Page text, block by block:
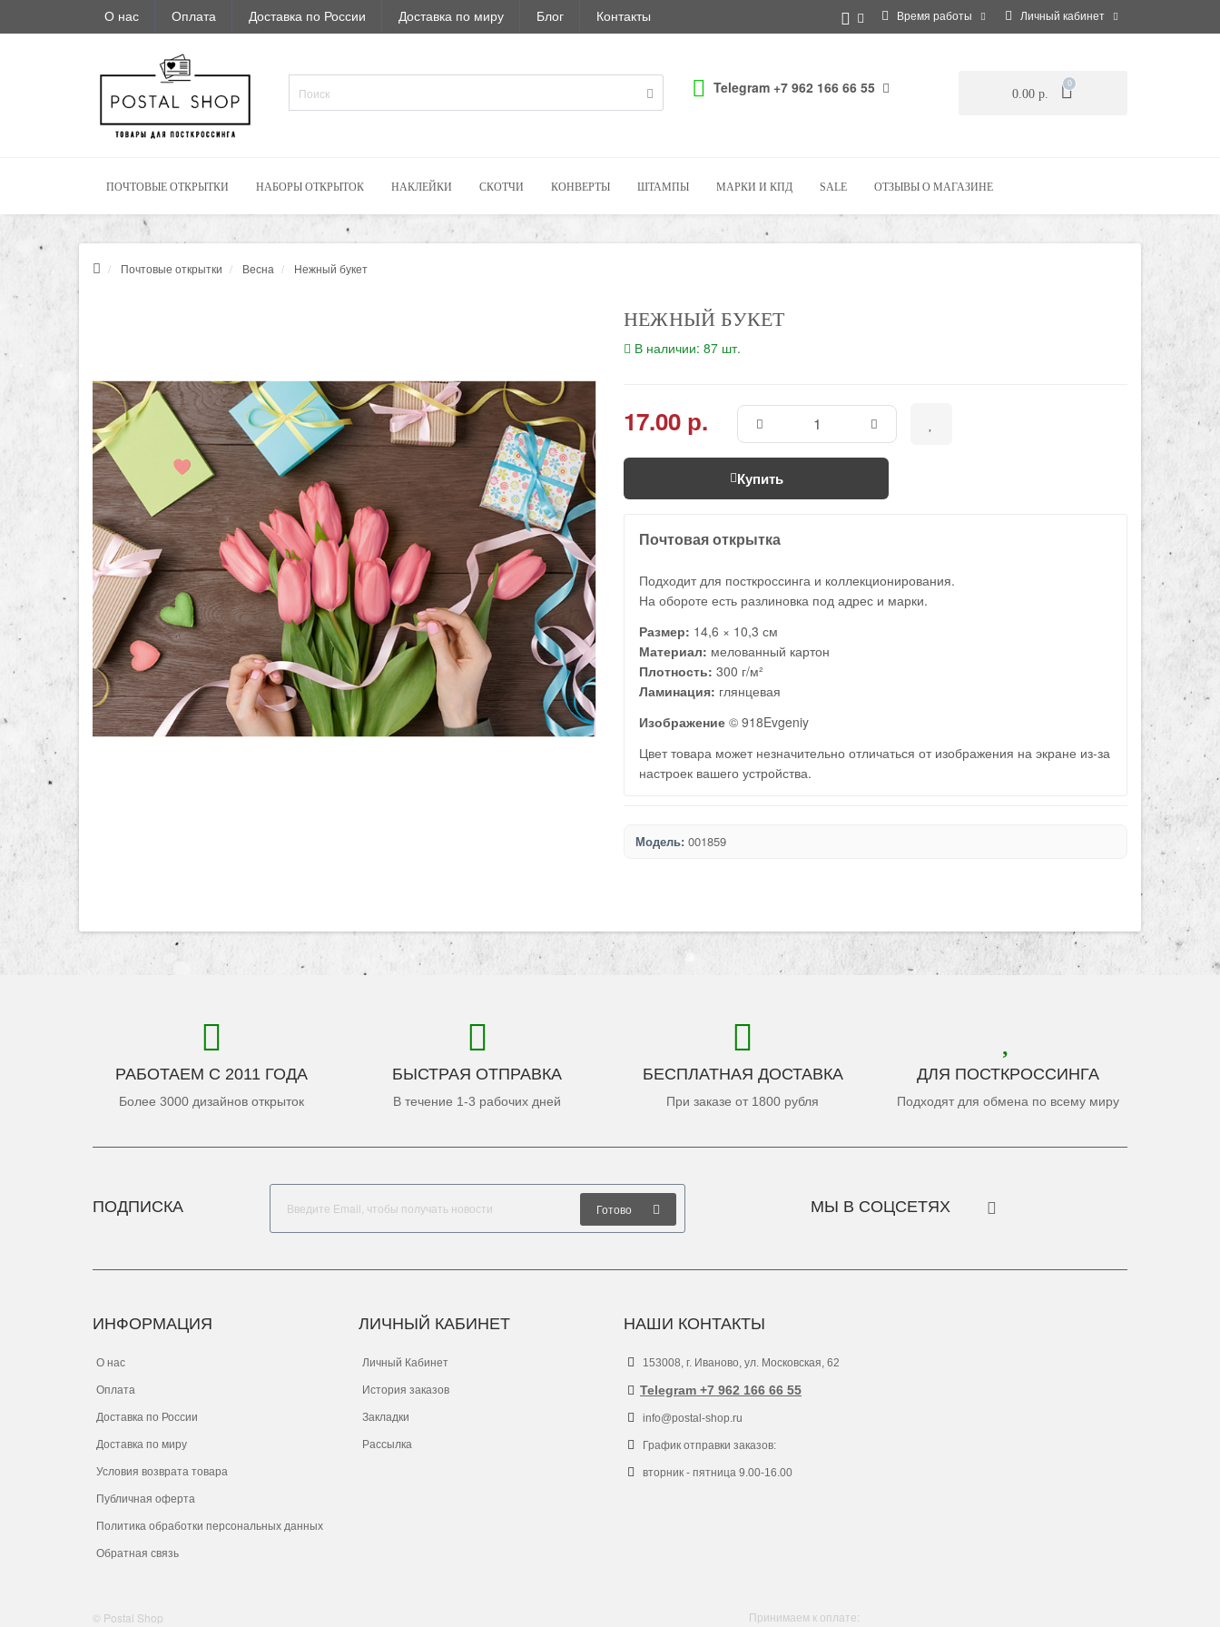
О нас Оплата Доставка по России Доставка по миру Блог Контакты Время работы Личный кабинет
Telegram +7 962 166 66 55 0.00 р.
0
ПОЧТОВЫЕ ОТКРЫТКИ НАБОРЫ ОТКРЫТОК НАКЛЕЙКИ СКОТЧИ КОНВЕРТЫ ШТАМПЫ МАРКИ И КПД SALE ОТЗЫВЫ О МАГАЗИНЕ
Почтовые открытки Весна Нежный букет
НЕЖНЫЙ БУКЕТ
В наличии: 87 шт.
17.00 р.
Купить
Почтовая открытка
Подходит для посткроссинга и коллекционирования.
На обороте есть разлиновка под адрес и марки.
Размер: 14,6 × 10,3 см
Материал: мелованный картон
Плотность: 300 г/м²
Ламинация: глянцевая
Изображение © 918Evgeniy
Цвет товара может незначительно отличаться от изображения на экране из-за
настроек вашего устройства.
Модель: 001859
РАБОТАЕМ С 2011 ГОДА
Более 3000 дизайнов открыток
БЫСТРАЯ ОТПРАВКА
В течение 1-3 рабочих дней
БЕСПЛАТНАЯ ДОСТАВКА
При заказе от 1800 рубля
ДЛЯ ПОСТКРОССИНГА
Подходят для обмена по всему миру
ПОДПИСКА Готово МЫ В СОЦСЕТЯХ
ИНФОРМАЦИЯ
О нас
Оплата
Доставка по России
Доставка по миру
Условия возврата товара
Публичная оферта
Политика обработки персональных данных
Обратная связь
ЛИЧНЫЙ КАБИНЕТ
Личный Кабинет
История заказов
Закладки
Рассылка
НАШИ КОНТАКТЫ
153008, г. Иваново, ул. Московская, 62
Telegram +7 962 166 66 55
info@postal-shop.ru
График отправки заказов:
вторник - пятница 9.00-16.00
© Postal Shop Принимаем к оплате: